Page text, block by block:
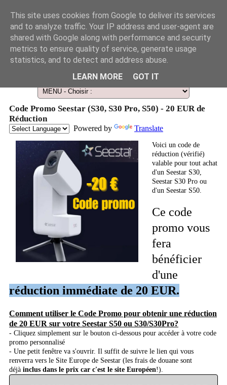
Le Guide des Smart Télescopes et de l'Astronomie amateur
Code Promo Seestar (S30, S30 Pro, S50) - 20 EUR de
Réduction
Powered by Translate
Voici un code de
réduction (vérifié)
valable pour tout achat
d'un Seestar S30,
Seestar S30 Pro ou
d'un Seestar S50.
Ce code
promo vous
fera
bénéficier
d'une
réduction immédiate de 20 EUR.
Comment utiliser le Code Promo pour obtenir une réduction
de 20 EUR sur votre Seestar S50 ou S30/S30Pro?
- Cliquez simplement sur le bouton ci-dessous pour accéder à votre code
promo personnalisé
- Une petit fenêtre va s'ouvrir. Il suffit de suivre le lien qui vous
renverra vers le Site Europe de Seestar (les frais de douane sont
déjà inclus dans le prix car c'est le site Européen!).
This site uses cookies from Google to deliver its services
and to analyze traffic. Your IP address and user-agent are
shared with Google along with performance and security
metrics to ensure quality of service, generate usage
statistics, and to detect and address abuse.
LEARN MORE
GOT IT